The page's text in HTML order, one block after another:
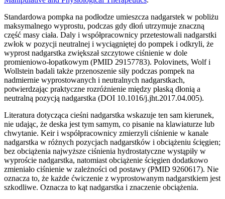
Standardowa pompka na podłodze umieszcza nadgarstek w pobliżu
maksymalnego wyprostu, podczas gdy dłoń utrzymuje znaczną
część masy ciała. Daly i współpracownicy przetestowali nadgarstki
zwłok w pozycji neutralnej i wyciągniętej do pompek i odkryli, że
wyprost nadgarstka zwiększał szczytowe ciśnienie w dole
promieniowo-łopatkowym (PMID 29157783). Polovinets, Wolf i
Wollstein badali także przenoszenie siły podczas pompek na
nadmiernie wyprostowanych i neutralnych nadgarstkach,
potwierdzając praktyczne rozróżnienie między płaską dłonią a
neutralną pozycją nadgarstka (DOI 10.1016/j.jht.2017.04.005).
Literatura dotycząca cieśni nadgarstka wskazuje ten sam kierunek,
nie udając, że deska jest tym samym, co pisanie na klawiaturze lub
chwytanie. Keir i współpracownicy zmierzyli ciśnienie w kanale
nadgarstka w różnych pozycjach nadgarstków i obciążeniu ścięgien;
bez obciążenia najwyższe ciśnienia hydrostatyczne wystąpiły w
wyproście nadgarstka, natomiast obciążenie ścięgien dodatkowo
zmieniało ciśnienie w zależności od postawy (PMID 9260617). Nie
oznacza to, że każde ćwiczenie z wyprostowanym nadgarstkiem jest
szkodliwe. Oznacza to kąt nadgarstka i znaczenie obciążenia.